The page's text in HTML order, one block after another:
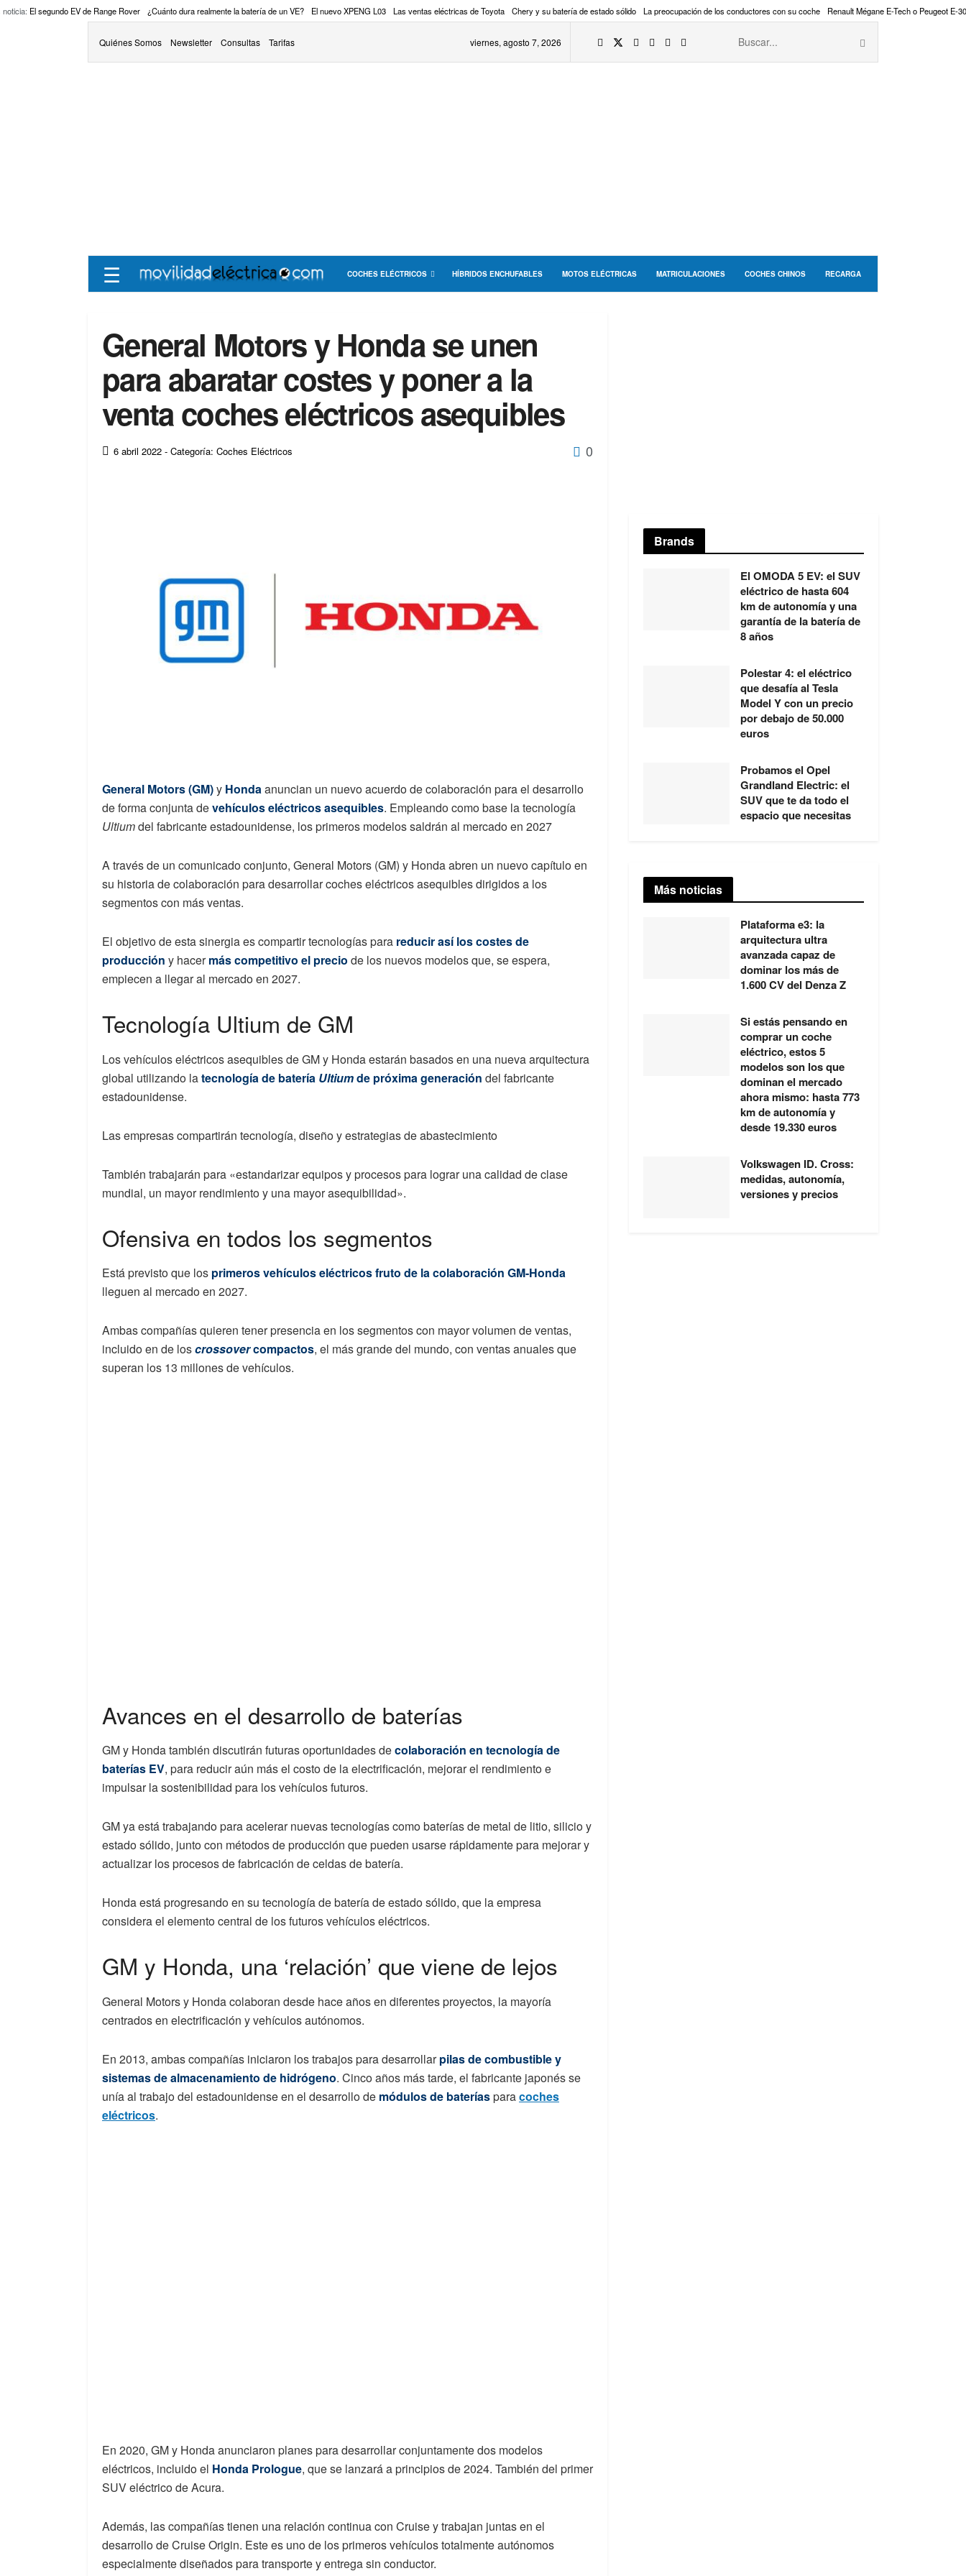
noticia: El segundo EV de Range Rover ¿Cuánto dura realmente la batería de un VE? El nuevo XPENG L03 Las ventas eléctricas de Toyota Chery y su batería de estado sólido La preocupación de los conductores con su coche Renault Mégane E-Tech o Peugeot E-
Quiénes Somos Newsletter Consultas Tarifas viernes, agosto 7, 2026
☰ COCHES ELÉCTRICOS HÍBRIDOS ENCHUFABLES MOTOS ELÉCTRICAS MATRICULACIONES COCHES CHINOS RECARGA
General Motors y Honda se unen
para abaratar costes y poner a la
venta coches eléctricos asequibles
6 abril 2022 - Categoría: Coches Eléctricos 0
General Motors (GM)y Hondaanuncian un nuevo acuerdo de colaboración para el desarrollo
de forma conjunta devehículos eléctricos asequibles. Empleando como base la tecnología
Ultiumdel fabricante estadounidense, los primeros modelos saldrán al mercado en 2027
A través de un comunicado conjunto, General Motors (GM) y Honda abren un nuevo capítulo en
su historia de colaboración para desarrollar coches eléctricos asequibles dirigidos a los
segmentos con más ventas.
El objetivo de esta sinergia es compartir tecnologías para reducir así los costes de
producción y hacermás competitivo el precio de los nuevos modelos que, se espera,
empiecen a llegar al mercado en 2027.
Tecnología Ultium de GM
Los vehículos eléctricos asequibles de GM y Honda estarán basados ​​en una nueva arquitectura
global utilizando latecnología de batería Ultiumde próxima generación del fabricante
estadounidense.
Las empresas compartirán tecnología, diseño y estrategias de abastecimiento
También trabajarán para «estandarizar equipos y procesos para lograr una calidad de clase
mundial, un mayor rendimiento y una mayor asequibilidad».
Ofensiva en todos los segmentos
Está previsto que los primeros vehículos eléctricos fruto de la colaboración GM-Honda
lleguen al mercado en 2027.
Ambas compañías quieren tener presencia en los segmentos con mayor volumen de ventas,
incluido en de loscrossovercompactos, el más grande del mundo, con ventas anuales que
superan los 13 millones de vehículos.
Avances en el desarrollo de baterías
GM y Honda también discutirán futuras oportunidades decolaboración en tecnología de
baterías EV, para reducir aún más el costo de la electrificación, mejorar el rendimiento e
impulsar la sostenibilidad para los vehículos futuros.
GM ya está trabajando para acelerar nuevas tecnologías como baterías de metal de litio, silicio y
estado sólido, junto con métodos de producción que pueden usarse rápidamente para mejorar y
actualizar los procesos de fabricación de celdas de batería.
Honda está progresando en su tecnología de batería de estado sólido, que la empresa
considera el elemento central de los futuros vehículos eléctricos.
GM y Honda, una ‘relación’ que viene de lejos
General Motors y Honda colaboran desde hace años en diferentes proyectos, la mayoría
centrados en electrificación y vehículos autónomos.
En 2013, ambas compañías iniciaron los trabajos para desarrollarpilas de combustible y
sistemas de almacenamiento de hidrógeno. Cinco años más tarde, el fabricante japonés se
unía al trabajo del estadounidense en el desarrollo de módulos de bateríasparacoches
eléctricos.
En 2020, GM y Honda anunciaron planes para desarrollar conjuntamente dos modelos
eléctricos, incluido el Honda Prologue, que se lanzará a principios de 2024. También del primer
SUV eléctrico de Acura.
Además, las compañías tienen una relación continua con Cruise y trabajan juntas en el
desarrollo de Cruise Origin. Este es uno de los primeros vehículos totalmente autónomos
especialmente diseñados para transporte y entrega sin conductor.
Brands
El OMODA 5 EV: el SUV
eléctrico de hasta 604
km de autonomía y una
garantía de la batería de
8 años
Polestar 4: el eléctrico
que desafía al Tesla
Model Y con un precio
por debajo de 50.000
euros
Probamos el Opel
Grandland Electric: el
SUV que te da todo el
espacio que necesitas
Más noticias
Plataforma e3: la
arquitectura ultra
avanzada capaz de
dominar los más de
1.600 CV del Denza Z
Si estás pensando en
comprar un coche
eléctrico, estos 5
modelos son los que
dominan el mercado
ahora mismo: hasta 773
km de autonomía y
desde 19.330 euros
Volkswagen ID. Cross:
medidas, autonomía,
versiones y precios